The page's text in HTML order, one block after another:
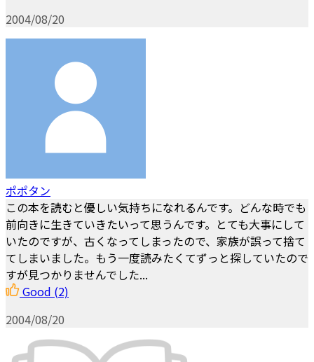
2004/08/20
ポポタン
この本を読むと優しい気持ちになれるんです。どんな時でも
前向きに生きていきたいって思うんです。とても大事にして
いたのですが、古くなってしまったので、家族が誤って捨て
てしまいました。もう一度読みたくてずっと探していたので
すが見つかりませんでした...
Good (2)
2004/08/20